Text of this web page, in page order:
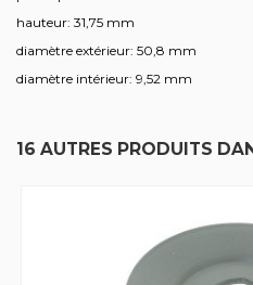
hauteur: 31,75 mm
diamètre extérieur: 50,8 mm
diamètre intérieur: 9,52 mm
16 AUTRES PRODUITS